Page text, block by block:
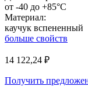
от -40 до +85°C
Материал:
каучук вспененный
больше свойств
14 122,24 ₽
Получить